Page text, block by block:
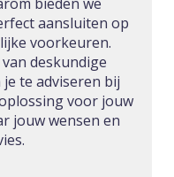
aansluiten op
voorkeuren.
deskundige
te adviseren bij
voor jouw
jouw wensen en